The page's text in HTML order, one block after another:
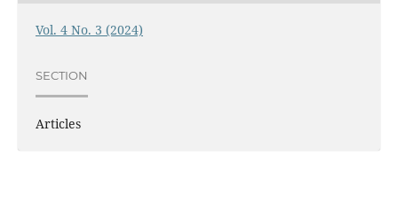
Vol. 4 No. 3 (2024)
SECTION
Articles